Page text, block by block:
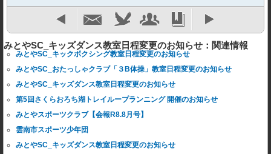
みとやSC_キッズダンス教室日程変更のお知らせ：関連情報
みとやSC_キックボクシング教室日程変更のお知らせ
みとやSC_おたっしゃクラブ「３B体操」教室日程変更のお知らせ
みとやSC_キッズダンス教室日程変更のお知らせ
第5回さくらおろち湖トレイループランニング 開催のお知らせ
みとやスポーツクラブ【会報R8.8月号】
雲南市スポーツ少年団
みとやSC_キッズダンス教室日程変更のお知らせ